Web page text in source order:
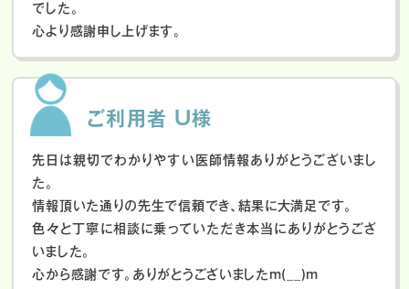
でした。
心より感謝申し上げます。
ご利用者 U様
先日は親切でわかりやすい医師情報ありがとうございまし
た。
情報頂いた通りの先生で信頼でき、結果に大満足です。
色々と丁寧に相談に乗っていただき本当にありがとうござ
いました。
心から感謝です。ありがとうございましたm(__)m